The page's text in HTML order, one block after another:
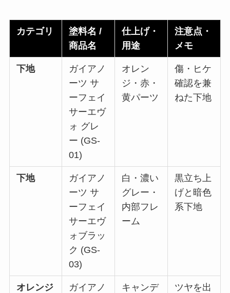
カテゴリ
塗料名 /
商品名
仕上げ・
用途
注意点・
メモ
下地
ガイアノ
ーツ サ
ーフェイ
サーエヴ
ォ グレ
ー (GS-
01)
オレン
ジ・赤・
黄パーツ
傷・ヒケ
確認を兼
ねた下地
下地
ガイアノ
ーツ サ
ーフェイ
サーエヴ
ォブラッ
ク (GS-
03)
白・濃い
グレー・
内部フレ
ーム
黒立ち上
げと暗色
系下地
オレンジ
ガイアノ
キャンデ
ツヤを出